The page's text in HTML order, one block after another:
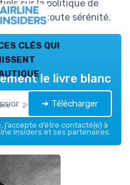
sur la politique de
en toute sérénité.
clés qui
— 2026
le livre blanc
➔ Télécharger
d’être contacté(e) à
Insiders et ses partenaires.